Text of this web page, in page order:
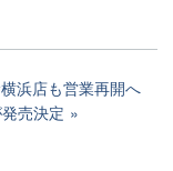
浜店も営業再開へ
売決定